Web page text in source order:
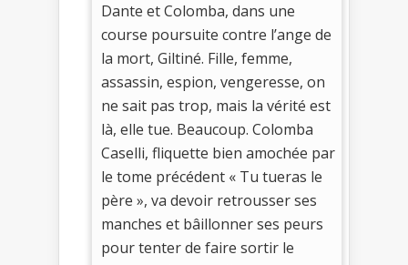
Dante et Colomba, dans une
course poursuite contre l’ange de
la mort, Giltiné. Fille, femme,
assassin, espion, vengeresse, on
ne sait pas trop, mais la vérité est
là, elle tue. Beaucoup. Colomba
Caselli, fliquette bien amochée par
le tome précédent « Tu tueras le
père », va devoir retrousser ses
manches et bâillonner ses peurs
pour tenter de faire sortir le